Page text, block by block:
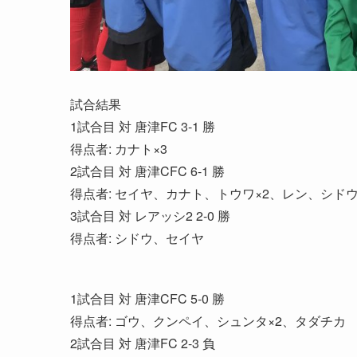
試合結果
1試合目 対 唐津FC 3-1 勝
得点者: カナト×3
2試合目 対 唐津CFC 6-1 勝
得点者: セイヤ、カナト、トウワ×2、レン、シド
3試合目 対 レアッシ2 2-0 勝
得点者: シドウ、セイヤ
1試合目 対 唐津CFC 5-0 勝
得点者: ゴウ、クンペイ、シュンタ×2、タダチカ
2試合目 対 唐津FC 2-3 負